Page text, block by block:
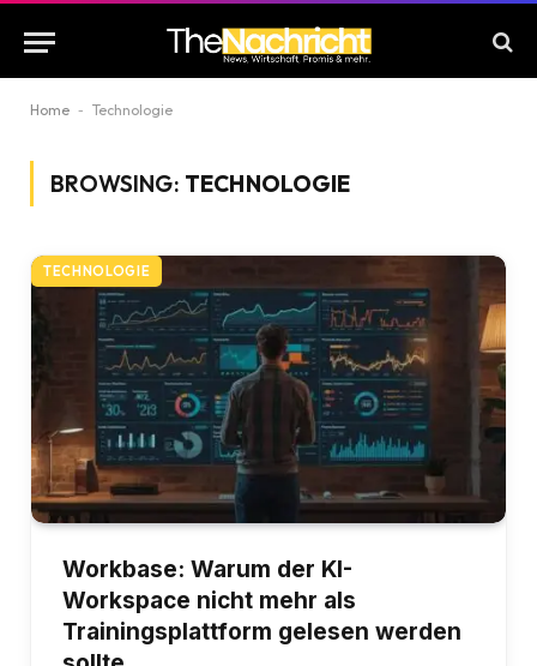
Home - Technologie
BROWSING: TECHNOLOGIE
TECHNOLOGIE
Workbase: Warum der KI-
Workspace nicht mehr als
Trainingsplattform gelesen werden